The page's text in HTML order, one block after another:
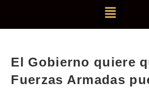
El Gobierno quiere
Fuerzas Armadas